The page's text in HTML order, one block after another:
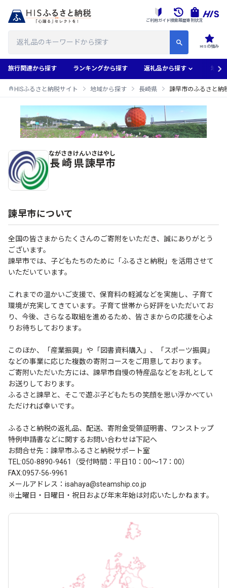
HISの強み
ご利用ガイド検索履歴寄附状況
旅行関連から探す ランキングから探す 返礼品から探す 地域
HISふるさと納税サイト 地域から探す 長崎県 諫早市のふるさと納
諫早市のふるさと納税返礼品一覧
長崎県
ながさきけん
諫早市
いさはやし
諫早市について
全国の皆さまからたくさんのご寄附をいただき、誠にありがとう
ございます。
諫早市では、子どもたちのために「ふるさと納税」を活用させて
いただいています。
これまでの温かいご支援で、保育料の軽減などを実施し、子育て
環境が充実してきています。子育て世帯から好評をいただいてお
り、今後、さらなる取組を進めるため、皆さまからの応援を心よ
りお待ちしております。
このほか、「産業振興」や「図書資料購入」、「スポーツ振興」
などの事業に応じた複数の寄附コースをご用意しております。
ご寄附いただいた方には、諫早市自慢の特産品などをお礼として
お送りしております。
ふるさと諫早と、そこで遊ぶ子どもたちの笑顔を思い浮かべてい
ただければ幸いです。
ふるさと納税の返礼品、配送、寄附金受領証明書、ワンストップ
特例申請書などに関するお問い合わせは下記へ
お問合せ先：諫早市ふるさと納税サポート室
TEL:050-8890-9461（受付時間：平日10：00～17：00）
FAX:0957-56-9961
メールアドレス：isahaya@steamship.co.jp
※土曜日・日曜日・祝日および年末年始は対応いたしかねます。